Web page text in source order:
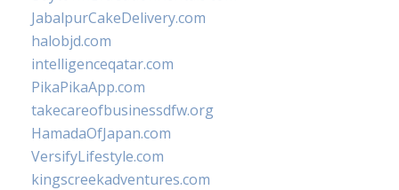
JabalpurCakeDelivery.com
halobjd.com
intelligenceqatar.com
PikaPikaApp.com
takecareofbusinessdfw.org
HamadaOfJapan.com
VersifyLifestyle.com
kingscreekadventures.com